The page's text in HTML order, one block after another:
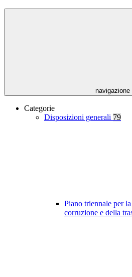
navigazione
Categorie
Disposizioni generali 79
Piano triennale per
corruzione e della